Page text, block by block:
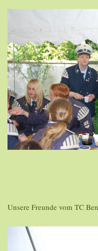
Unsere Freunde vom TC